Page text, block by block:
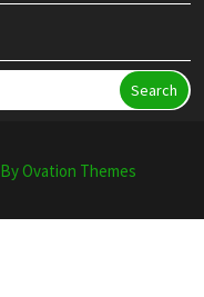
Search
By Ovation Themes